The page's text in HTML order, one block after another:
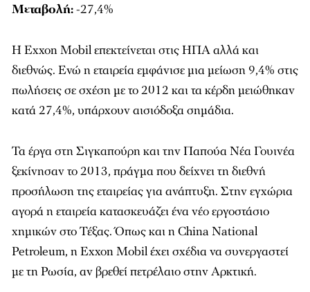
Μεταβολή:-27,4%
Η Exxon Mobil επεκτείνεται στις ΗΠΑ αλλά και
διεθνώς. Ενώ η εταιρεία εμφάνισε μια μείωση 9,4% στις
πωλήσεις σε σχέση με το 2012 και τα κέρδη μειώθηκαν
κατά 27,4%, υπάρχουν αισιόδοξα σημάδια.
Τα έργα στη Σιγκαπούρη και την Παπούα Νέα Γουινέα
ξεκίνησαν το 2013, πράγμα που δείχνει τη διεθνή
προσήλωση της εταιρείας για ανάπτυξη. Στην εγχώρια
αγορά η εταιρεία κατασκευάζει ένα νέο εργοστάσιο
χημικών στο Τέξας. Όπως και η China National
Petroleum, η Exxon Mobil έχει σχέδια να συνεργαστεί
με τη Ρωσία, αν βρεθεί πετρέλαιο στην Αρκτική.